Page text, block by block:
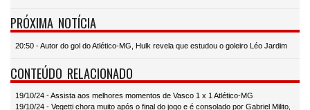
PRÓXIMA NOTÍCIA
20:50 - Autor do gol do Atlético-MG, Hulk revela que estudou o goleiro Léo Jardim
CONTEÚDO RELACIONADO
19/10/24 - Assista aos melhores momentos de Vasco 1 x 1 Atlético-MG
19/10/24 - Vegetti chora muito após o final do jogo e é consolado por Gabriel Milito,